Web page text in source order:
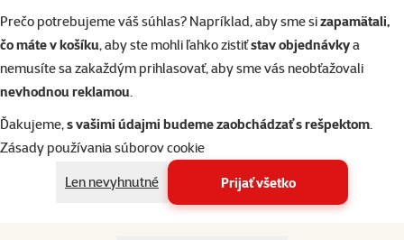
Prečo potrebujeme váš súhlas? Napríklad, aby sme sizapamätali,
čo máte v košíku, aby ste mohli ľahko zistiťstav objednávkya
nemusíte sa zakaždým prihlasovať, aby sme vás neobťažovali
nevhodnou reklamou.
Ďakujeme,s vašimi údajmi budeme zaobchádzať s rešpektom.
Zásady používania súborov cookie
Len nevyhnutné
Prijať všetko
familycena
5,49 €
☀️Letný tip
Skladom do košíka